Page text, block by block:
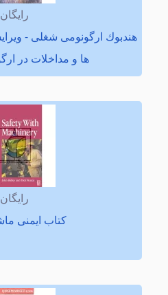
رایگان
هندبوك ارگونومی شغلی -
ها و مداخلات در
رایگان
كتاب ایمنی